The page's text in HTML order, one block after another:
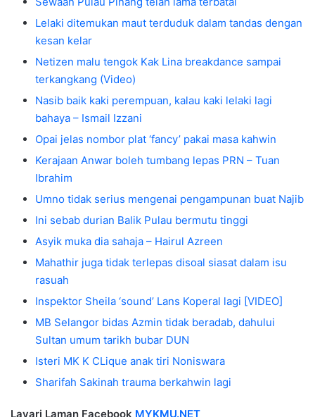
Lelaki ditemukan maut terduduk dalam tandas dengan
kesan kelar
Netizen malu tengok Kak Lina breakdance sampai
terkangkang (Video)
Nasib baik kaki perempuan, kalau kaki lelaki lagi
bahaya – Ismail Izzani
Opai jelas nombor plat ‘fancy’ pakai masa kahwin
Kerajaan Anwar boleh tumbang lepas PRN – Tuan
Ibrahim
Umno tidak serius mengenai pengampunan buat Najib
Ini sebab durian Balik Pulau bermutu tinggi
Asyik muka dia sahaja – Hairul Azreen
Mahathir juga tidak terlepas disoal siasat dalam isu
rasuah
Inspektor Sheila ‘sound’ Lans Koperal lagi [VIDEO]
MB Selangor bidas Azmin tidak beradab, dahului
Sultan umum tarikh bubar DUN
Isteri MK K CLique anak tiri Noniswara
Sharifah Sakinah trauma berkahwin lagi
Layari Laman Facebook MYKMU.NET